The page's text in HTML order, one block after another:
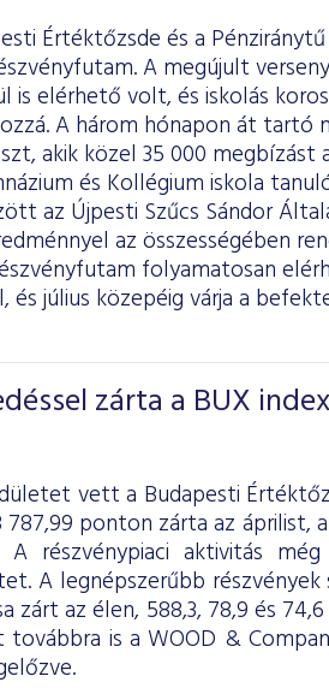
Értéktőzsde és a
A megújult
is elérhető volt, és iskolás
A három hónapon át tartó
akik közel 35 000 megbízást
és Kollégium iskola
az Újpesti Szűcs Sándor
az összességében
folyamatosan
és július közepéig várja a
zárta a BUX index
vett a Budapesti
ponton zárta az áprilist,
részvénypiaci aktivitás
A legnépszerűbb részvények
zárt az élen, 588,3, 78,9 és
is a WOOD &